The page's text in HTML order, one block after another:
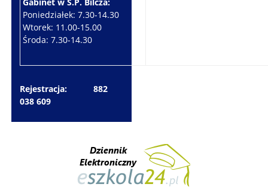
Poniedziałek: 7.30-14.30
Wtorek: 11.00-15.00
Środa: 7.30-14.30
Rejestracja: 882
038 609